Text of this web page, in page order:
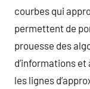
courbes qui
permettent de
prouesse des
d’informations et
les lignes